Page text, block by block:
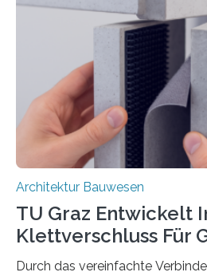
Textilbeton ist ein moderner
einer feinkörnigen Betonmatrix
Bewehrung besteht – meist aus
Basaltfasern. Anders als
dem Stahlstäbe zur…
Architektur Bauwesen
TU Graz Entwickelt
Klettverschluss Für
Durch das vereinfachte